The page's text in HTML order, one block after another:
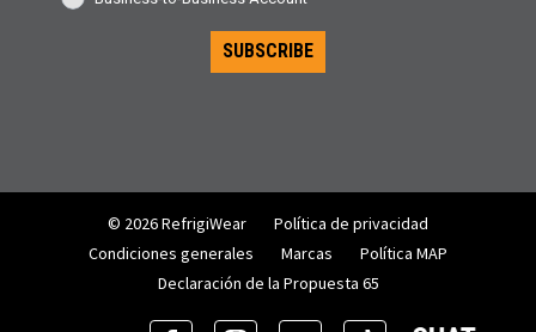
SUBSCRIBE
© 2026 RefrigiWear
Política de privacidad
Condiciones generales
Marcas
Política MAP
Declaración de la Propuesta 65